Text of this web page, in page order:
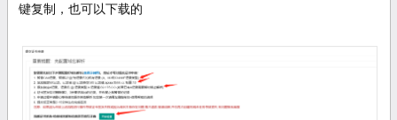
键复制，也可以下载的